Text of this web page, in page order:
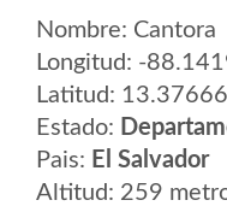
Nombre: Cantora
Longitud: -
Latitud:
Estado:
Pais: El Salvador
Altitud: 259